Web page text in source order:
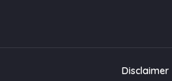
Disclaimer